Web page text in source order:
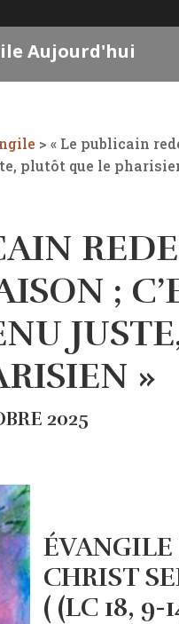
Aujourd'hui
>« Le publicain
plutôt que le
;
»
2025
ÉVANGILE
CHRIST
( (LC 18, 9-